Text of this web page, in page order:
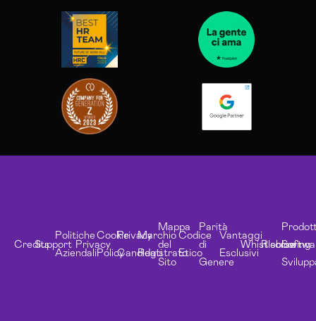
CreditsSupport
Politiche
Aziendali
Privacy
Cookie
Policy
Privacy
Candidati
Marchio
Registrato
Mappa
del
Sito
Codice
Etico
Parità
di
Genere
Vantaggi
Esclusivi
Whistleblowing
Risorse